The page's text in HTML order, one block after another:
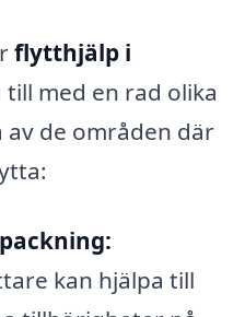
flytthjälp i
till med en rad olika
de områden där
kan hjälpa till